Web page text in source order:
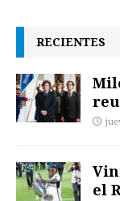
RECIENTES
el